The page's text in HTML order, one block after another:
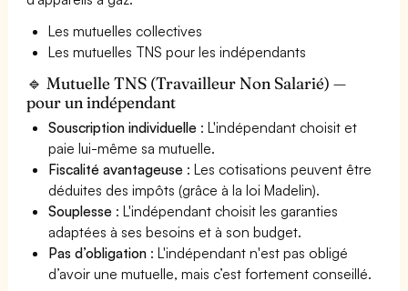
Les mutuelles collectives
Les mutuelles TNS pour les indépendants
🔹 Mutuelle TNS (Travailleur Non Salarié) —
pour un indépendant
Souscription individuelle : L'indépendant choisit et
paie lui-même sa mutuelle.
Fiscalité avantageuse : Les cotisations peuvent être
déduites des impôts (grâce à la loi Madelin).
Souplesse : L'indépendant choisit les garanties
adaptées à ses besoins et à son budget.
Pas d’obligation : L'indépendant n'est pas obligé
d’avoir une mutuelle, mais c’est fortement conseillé.